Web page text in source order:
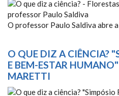
O QUE DIZ A
FLORESTAS E
HUMANO, COM
PAULO SALDIVA
O professor Paulo Saldiva abre
O QUE DIZ A CIÊNCIA?
E BEM-ESTAR
MARETTI